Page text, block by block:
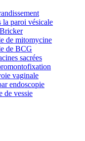
paroi vésicale
de mitomycine
de BCG
sacrées
vaginale
endoscopie
de vessie